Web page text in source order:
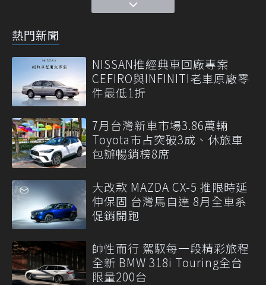
熱門新聞
NISSAN推經典車回廠專案
CEFIRO與INFINITI老車原廠零
件最低1折
7月台灣新車市場3.86萬輛
Toyota市占突破3成、休旅車
包辦暢銷榜8席
大改款 MAZDA CX-5 推限時延
伸保固 台灣馬自達 8月全車系
促銷開跑
帥性而行 駕馭每一段精彩旅程
全新 BMW 318i Touring全台
限量200台